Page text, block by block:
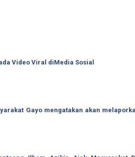
Video Viral diMedia Sosial
Gayo mengatakan akan